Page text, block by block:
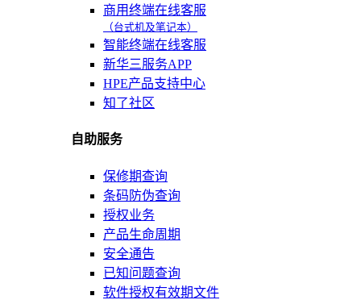
商用终端在线客服
（台式机及笔记本）
智能终端在线客服
新华三服务APP
HPE产品支持中心
知了社区
自助服务
保修期查询
条码防伪查询
授权业务
产品生命周期
安全通告
已知问题查询
软件授权有效期文件